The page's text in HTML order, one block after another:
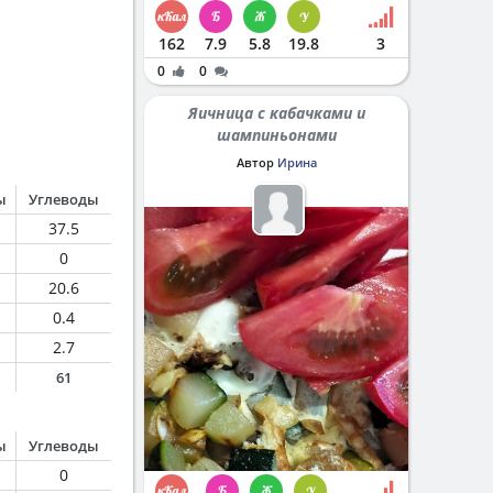
Углеводы
37.5
0
20.6
0.4
2.7
61
Углеводы
0
162 7.9 5.8 19.8 3
0 0
Яичница с кабачками и
шампиньонами
Автор Ирина